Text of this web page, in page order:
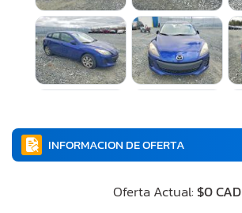
INFORMACION DE OFERTA
Oferta Actual: $0 CAD